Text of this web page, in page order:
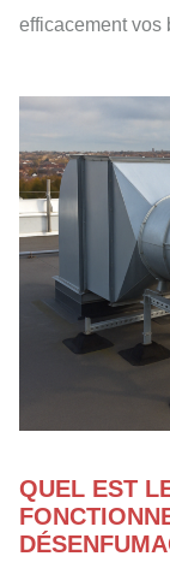
efficacement vos
QUEL EST